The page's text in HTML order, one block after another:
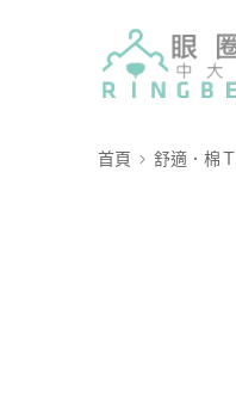
首頁 舒適．棉Ｔ